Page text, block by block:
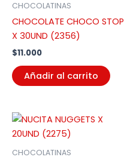
CHOCOLATINAS
CHOCOLATE CHOCO STOP
X 30UND (2356)
$11.000
Añadir al carrito
CHOCOLATINAS